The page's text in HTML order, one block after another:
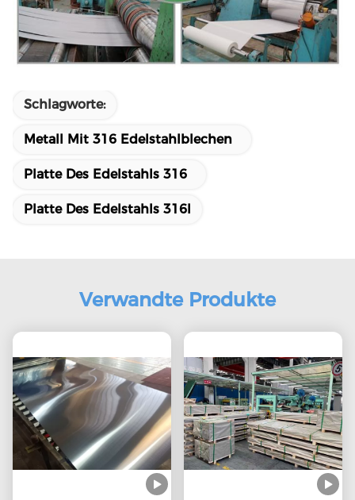
Schlagworte:
Metall Mit 316 Edelstahlblechen
Platte Des Edelstahls 316
Platte Des Edelstahls 316l
Verwandte Produkte